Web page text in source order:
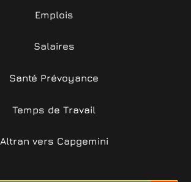
Emplois
Salaires
Santé Prévoyance
Temps de Travail
Altran vers Capgemini